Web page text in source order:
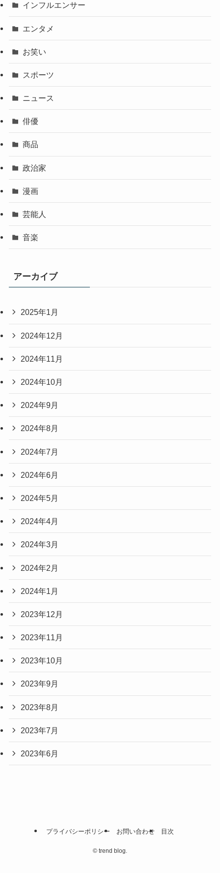
インフルエンサー
エンタメ
お笑い
スポーツ
ニュース
俳優
商品
政治家
漫画
芸能人
音楽
アーカイブ
2025年1月
2024年12月
2024年11月
2024年10月
2024年9月
2024年8月
2024年7月
2024年6月
2024年5月
2024年4月
2024年3月
2024年2月
2024年1月
2023年12月
2023年11月
2023年10月
2023年9月
2023年8月
2023年7月
2023年6月
プライバシーポリシー お問い合わせ 目次
© trend blog.